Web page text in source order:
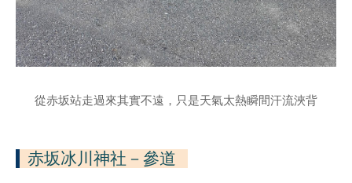
從赤坂站走過來其實不遠，只是天氣太熱瞬間汗流浹背
赤坂冰川神社 －參道